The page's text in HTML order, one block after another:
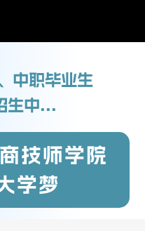
中职毕业生
生中...
技师学院
学梦